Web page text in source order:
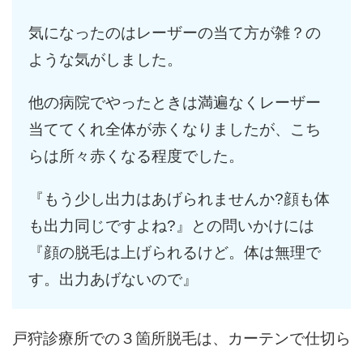
気になったのはレーザーの当て方が雑？の
ような気がしました。
他の病院でやったときは満遍なくレーザー
当ててくれ全体が赤くなりましたが、こち
らは所々赤くなる程度でした。
『もう少し出力はあげられませんか?顔も体
も出力同じですよね?』との問いかけには
『顔の脱毛は上げられるけど。体は無理で
す。出力あげないので』
戸狩診療所での３箇所脱毛は、カーテンで仕切ら